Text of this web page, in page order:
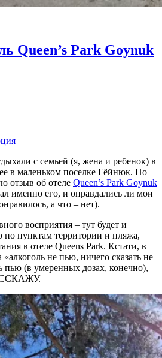
Queen’s Park Goynuk
с семьей (я, жена и ребенок) в
в маленьком поселке Гёйнюк. По
отзыв об отеле Queen’s Park Goynuk
именно его, и оправдались ли мои
а что – нет).
восприятия – тут будет и
пунктам территории и пляжа,
в отеле Queens Park. Кстати, в
не пью, ничего сказать не
пью (в умеренных дозах, конечно),